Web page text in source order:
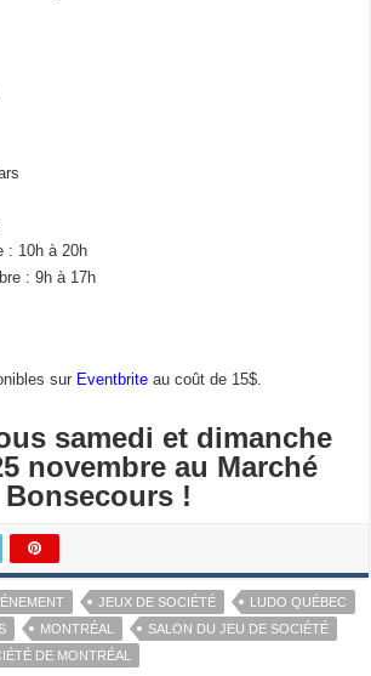
: 10h à 20h
: 9h à 17h
sur Eventbrite au coût de 15$.
samedi et dimanche
novembre au Marché
Bonsecours !
JEUX DE SOCIÉTÉ
LUDO QUÉBEC
MONTRÉAL
SALON DU JEU DE SOCIÉTÉ
DE MONTRÉAL